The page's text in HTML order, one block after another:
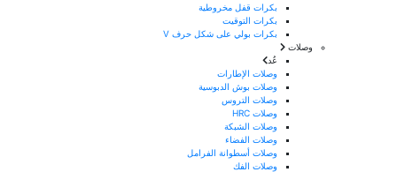
بكرات قفل مخروطية
بكرات التوقيت
بكرات بولي على شكل حرف V
وصلات
عُد
وصلات الإطارات
وصلات بوش الدبوسية
وصلات التروس
وصلات HRC
وصلات الشبكة
وصلات الفضاء
وصلات أسطوانة الفرامل
وصلات الفك